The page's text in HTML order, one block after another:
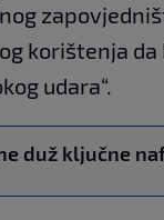
korištenja
udara“.
duž ključne